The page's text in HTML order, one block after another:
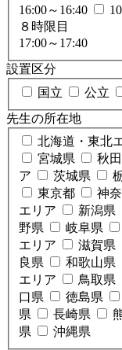
16:00～16:40
８時限目
17:00～17:40
設置区分
国立
公立
先生の所在地
北海道・東北
宮城県
秋
ア
茨城県
東京都
神
エリア
新潟県
野県
岐阜県
エリア
滋賀県
良県
和歌山県
エリア
鳥取県
口県
徳島県
県
長崎県
県
沖縄県